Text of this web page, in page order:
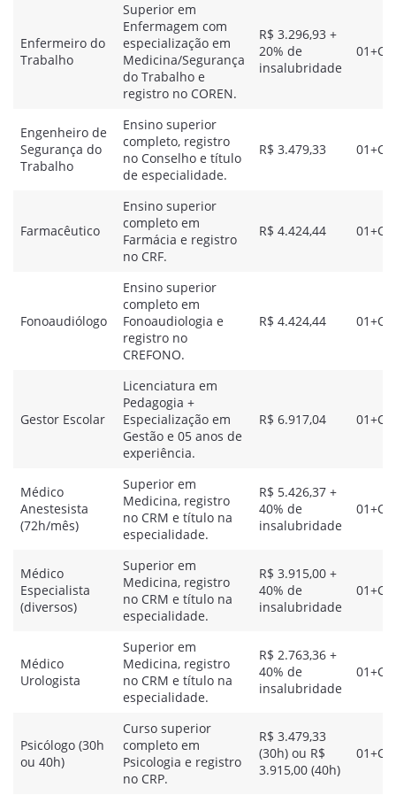
Enfermeiro do
Trabalho
Superior em
Enfermagem com
especialização em
Medicina/Segurança
do Trabalho e
registro no COREN.
R$ 3.296,93 +
20% de
insalubridade
01+CR
Engenheiro de
Segurança do
Trabalho
Ensino superior
completo, registro
no Conselho e título
de especialidade.
R$ 3.479,33 01+CR
Farmacêutico
Ensino superior
completo em
Farmácia e registro
no CRF.
R$ 4.424,44 01+CR
Fonoaudiólogo
Ensino superior
completo em
Fonoaudiologia e
registro no
CREFONO.
R$ 4.424,44 01+CR
Gestor Escolar
Licenciatura em
Pedagogia +
Especialização em
Gestão e 05 anos de
experiência.
R$ 6.917,04 01+CR
Médico
Anestesista
(72h/mês)
Superior em
Medicina, registro
no CRM e título na
especialidade.
R$ 5.426,37 +
40% de
insalubridade
01+CR
Médico
Especialista
(diversos)
Superior em
Medicina, registro
no CRM e título na
especialidade.
R$ 3.915,00 +
40% de
insalubridade
01+CR
Médico
Urologista
Superior em
Medicina, registro
no CRM e título na
especialidade.
R$ 2.763,36 +
40% de
insalubridade
01+CR
Psicólogo (30h
ou 40h)
Curso superior
completo em
Psicologia e registro
no CRP.
R$ 3.479,33
(30h) ou R$
3.915,00 (40h)
01+CR